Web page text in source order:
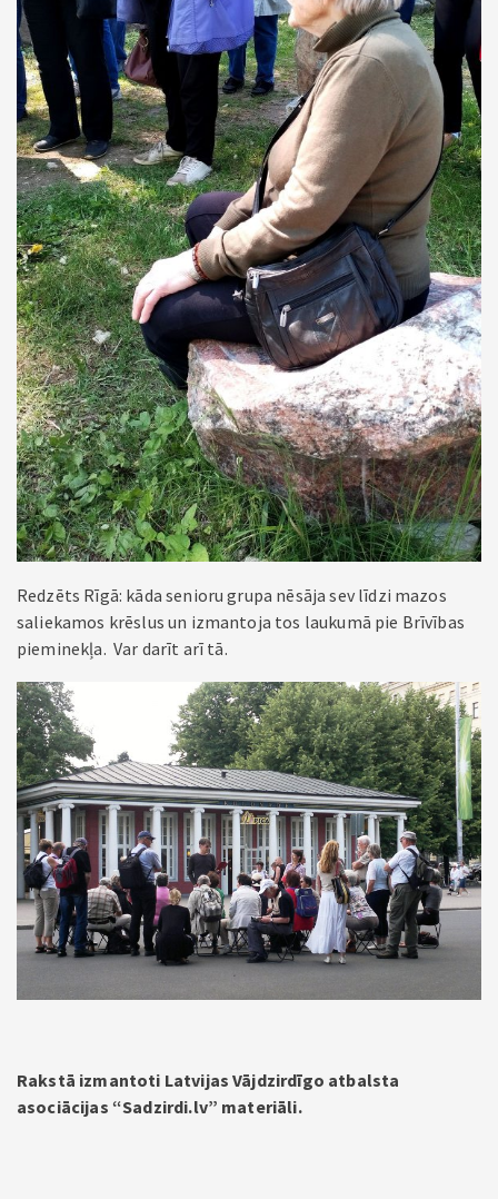
Redzēts Rīgā: kāda senioru grupa nēsāja sev līdzi mazos
saliekamos krēslus un izmantoja tos laukumā pie Brīvības
pieminekļa. Var darīt arī tā.
Rakstā izmantoti Latvijas Vājdzirdīgo atbalsta
asociācijas “Sadzirdi.lv” materiāli.